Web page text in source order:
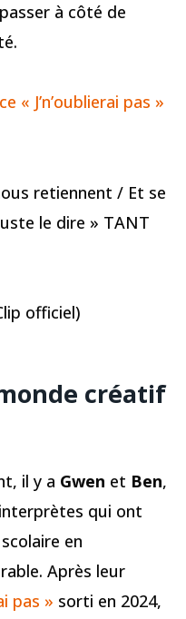
à côté de
« J’n’oublierai pas »
retiennent / Et se
le dire » TANT
officiel)
créatif
il y a Gwen et Ben,
qui ont
en
Après leur
pas » sorti en 2024,